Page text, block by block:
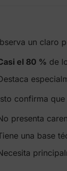
un claro
el 80 % de
confirma
presenta
una base